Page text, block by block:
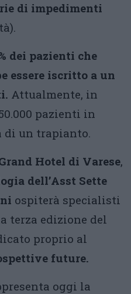
di impedimenti
dei pazienti che
essere iscritto a un
Attualmente, in
pazienti in
di un trapianto.
Hotel di Varese,
dell’Asst Sette
ospiterà specialisti
terza edizione del
proprio al
future.
oggi la